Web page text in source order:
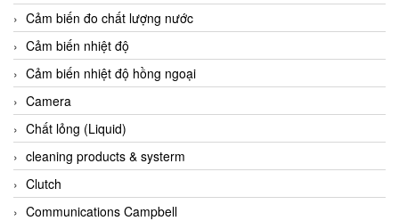
AIR MAJOR
Aira Euro Automation
Airtac Vietnam
Airtec Vietnam
AI-Tek Vietnam
Akerstroms Viet Nam
AKO Armaturen & Separationstechnik
AKO Armaturen & Separationstechnik Vietnam
Cảm biến đo chất lượng nước
Cảm biến nhiệt độ
Cảm biến nhiệt độ hồng ngoại
Camera
Chất lỏng (Liquid)
cleaning products & systerm
Clutch
Communications Campbell